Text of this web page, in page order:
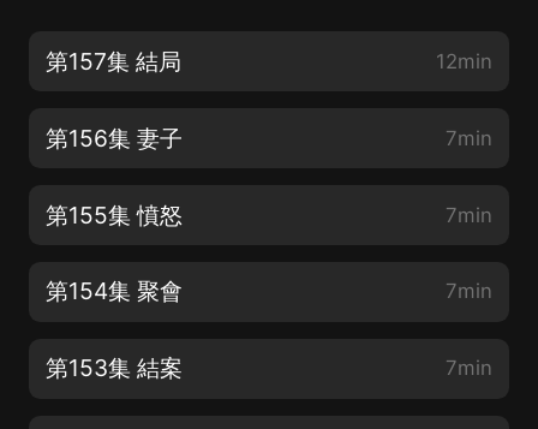
第157集 結局 12min
第156集 妻子 7min
第155集 憤怒 7min
第154集 聚會 7min
第153集 結案 7min